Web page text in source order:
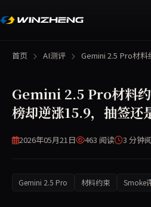
首页 AI测评 Gemini 2.5 Pro材
Gemini 2.5 Pro材料
榜却逆涨15.9，抽签还
2026年05月21日 463 阅读 3 分钟
Gemini 2.5 Pro 材料约束 Smoke